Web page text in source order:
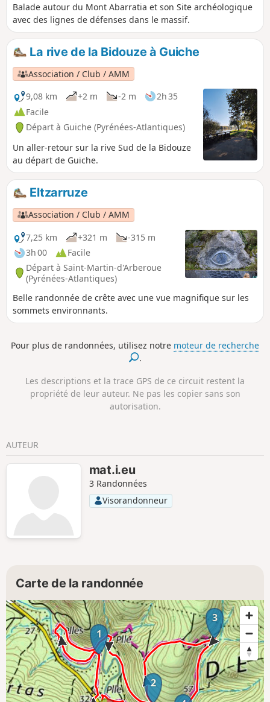
Balade autour du Mont Abarratia et son Site archéologique
avec des lignes de défenses dans le massif.
La rive de la Bidouze à Guiche
Association / Club / AMM
9,08 km
+2 m -2 m
2h 35
Facile
Départ à Guiche (Pyrénées-Atlantiques)
Un aller-retour sur la rive Sud de la Bidouze
au départ de Guiche.
Eltzarruze
Association / Club / AMM
7,25 km
+321 m
-315 m
3h 00
Facile
Départ à Saint-Martin-d'Arberoue
(Pyrénées-Atlantiques)
Belle randonnée de crête avec une vue magnifique sur les
sommets environnants.
Pour plus de randonnées, utilisez notre moteur de recherche
.
Les descriptions et la trace GPS de ce circuit restent la
propriété de leur auteur. Ne pas les copier sans son
autorisation.
AUTEUR
mat.i.eu
3 Randonnées
Visorandonneur
Carte de la randonnée
1
2
3